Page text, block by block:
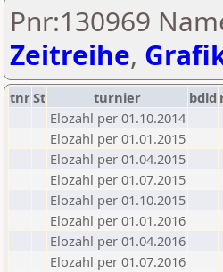
Pnr:130969
Zeitreihe,
tnrSt turnier bdld
Elozahl per 01.10.2014
Elozahl per 01.01.2015
Elozahl per 01.04.2015
Elozahl per 01.07.2015
Elozahl per 01.10.2015
Elozahl per 01.01.2016
Elozahl per 01.04.2016
Elozahl per 01.07.2016